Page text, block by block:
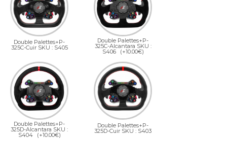
Double Palettes+P-
325C-Cuir SKU : S405
Double Palettes+P-
325C-Alcantara SKU :
S406 (+10.00€)
Double Palettes+P-
325D-Alcantara SKU :
S404 (+10.00€)
Double Palettes+P-
325D-Cuir SKU : S403